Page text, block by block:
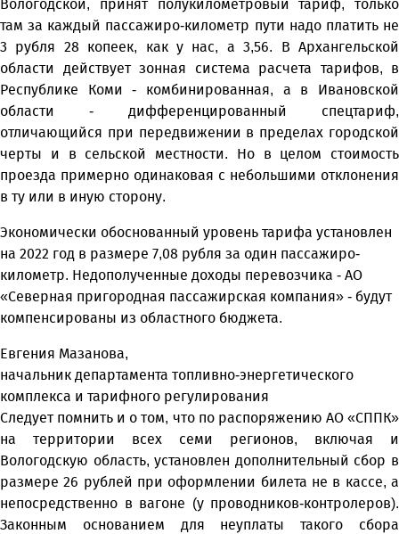
Вологодской, принят полукилометровый тариф, только
там за каждый пассажиро-километр пути надо платить не
3 рубля 28 копеек, как у нас, а 3,56. В Архангельской
области действует зонная система расчета тарифов, в
Республике Коми - комбинированная, а в Ивановской
области - дифференцированный спецтариф,
отличающийся при передвижении в пределах городской
черты и в сельской местности. Но в целом стоимость
проезда примерно одинаковая с небольшими отклонения
в ту или в иную сторону.
Экономически обоснованный уровень тарифа установлен
на 2022 год в размере 7,08 рубля за один пассажиро-
километр. Недополученные доходы перевозчика - АО
«Северная пригородная пассажирская компания» - будут
компенсированы из областного бюджета.
Евгения Мазанова,
начальник департамента топливно-энергетического
комплекса и тарифного регулирования
Следует помнить и о том, что по распоряжению АО «СППК»
на территории всех семи регионов, включая и
Вологодскую область, установлен дополнительный сбор в
размере 26 рублей при оформлении билета не в кассе, а
непосредственно в вагоне (у проводников-контролеров).
Законным основанием для неуплаты такого сбора